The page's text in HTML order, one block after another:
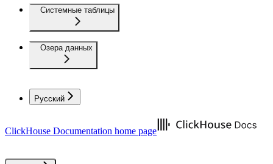
Системные таблицы
Озера данных
Русский
ClickHouse Documentation home page